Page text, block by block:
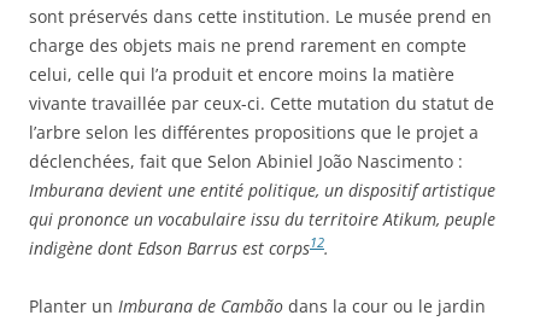
sont préservés dans cette institution. Le musée prend en
charge des objets mais ne prend rarement en compte
celui, celle qui l’a produit et encore moins la matière
vivante travaillée par ceux-ci. Cette mutation du statut de
l’arbre selon les différentes propositions que le projet a
déclenchées, fait que Selon Abiniel João Nascimento :
Imburana devient une entité politique, un dispositif artistique
qui prononce un vocabulaire issu du territoire Atikum, peuple
indigène dont Edson Barrus est corps12.
Planter un Imburana de Cambão dans la cour ou le jardin